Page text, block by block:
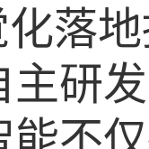
化落
主研